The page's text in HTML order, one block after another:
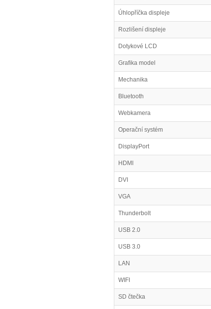
Úhlopříčka displeje
Rozlišení displeje
Dotykové LCD
Grafika model
Mechanika
Bluetooth
Webkamera
Operační systém
DisplayPort
HDMI
DVI
VGA
Thunderbolt
USB 2.0
USB 3.0
LAN
WIFI
SD čtečka